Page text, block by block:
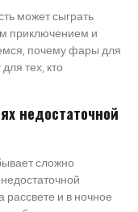
может сыграть
приключением и
почему фары для
тех, кто
недостаточной
сложно
и в ночное